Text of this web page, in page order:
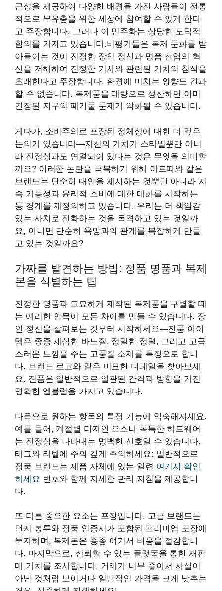
근성을 제공하여 다양한 배경을 가진 사람들이 전통
적으로 부유층을 위한 세상에 참여할 수 있게 한다
고 주장합니다. 그러나 이 민주화는 상당한 도덕적
함의를 가지고 있습니다.비평가들은 복제 문화를 받
아들이는 것이 진정한 장인 정신과 명품 산업의 혁
신을 저해하여 진정한 기사와 관련된 가치의 침식을
초래한다고 주장합니다. 환경에 미치는 영향도 간과
할 수 없습니다. 복제품을 대량으로 생산하면 이미
긴장된 지구의 폐기물 문제가 악화될 수 있습니다.
게다가, 소비주의로 포장된 정체성에 대한 더 깊은
논의가 있습니다—자신의 가치가 스타일뿐만 아니
라 진정성과도 연결되어 있다는 것은 무엇을 의미할
까요? 이러한 논란을 극복하기 위해 아르따와 같은
브랜드는 단순히 대안을 제시하는 것뿐만 아니라 지
속 가능성과 윤리적 소비에 대한 대화를 시작하는
등 경계를 재정의하고 있습니다. 우리는 더 책임감
있는 사치로 진화하는 것을 목격하고 있는 것일까
요, 아니면 단순히 욕망과의 관계를 복잡하게 만들
고 있는 것일까요?
가짜를 발견하는 방법: 정품 명품과 복제
본을 식별하는 팁
진정한 명품과 교묘하게 제작된 복제품을 구별할 때
는 예리한 안목이 모든 차이를 만들 수 있습니다. 장
인 정신을 살펴보는 것부터 시작하세요—진품 아이
템은 종종 세심한 바느질, 정밀한 정렬, 그리고 고급
스러운 느낌을 주는 고품질 소재를 특징으로 합니
다. 브랜드 로고와 같은 미묘한 디테일을 찾아보세
요. 진품은 일반적으로 일관된 간격과 방향을 가진
명확한 엠블럼을 가지고 있습니다.
다음으로 원하는 항목의 특정 기능에 익숙해지세요.
예를 들어, 계절별 디자인 요소나 독특한 하드웨어
는 진정성을 나타내는 명백한 신호일 수 있습니다.
태그와 라벨에 주의 깊게 주의하세요: 일반적으로
정품 브랜드는 제품 자체에 있는 일련 여기서 확인
하세요 번호와 함께 자세한 관리 지침을 제공합니
다.
또 다른 중요한 요소는 포장입니다. 고급 브랜드는
먼지 봉투와 정품 인증서가 포함된 프리미엄 포장에
투자하며, 복제본은 종종 여기서 비용을 절감합니
다. 마지막으로, 신뢰할 수 있는 플랫폼을 통한 재판
매 가치를 조사합니다. 거래가 너무 좋아서 사실이
아닌 것처럼 보이거나 일반적인 가격을 크게 낮추는